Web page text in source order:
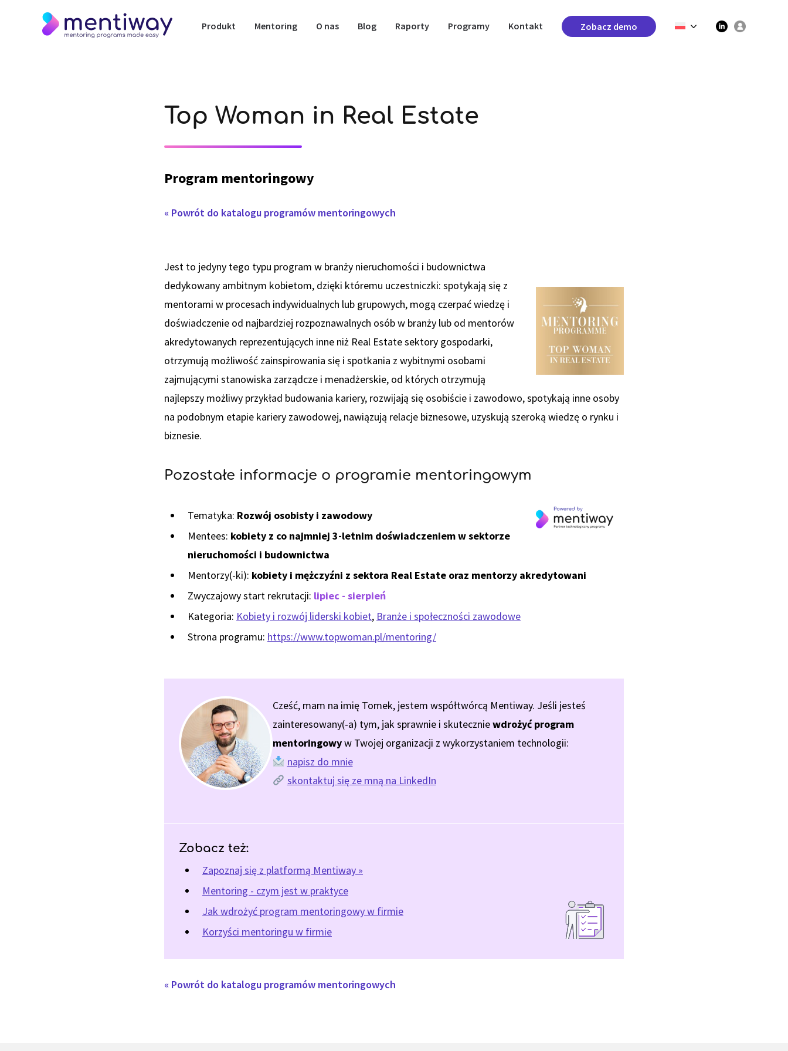
Produkt Mentoring O nas Blog Raporty Programy Kontakt Zobacz demo
Top Woman in Real Estate
Program mentoringowy
« Powrót do katalogu programów mentoringowych
Jest to jedyny tego typu program w branży nieruchomości i budownictwa
dedykowany ambitnym kobietom, dzięki któremu uczestniczki: spotykają się z
mentorami w procesach indywidualnych lub grupowych, mogą czerpać wiedzę i
doświadczenie od najbardziej rozpoznawalnych osób w branży lub od mentorów
akredytowanych reprezentujących inne niż Real Estate sektory gospodarki,
otrzymują możliwość zainspirowania się i spotkania z wybitnymi osobami
zajmującymi stanowiska zarządcze i menadżerskie, od których otrzymują
najlepszy możliwy przykład budowania kariery, rozwijają się osobiście i zawodowo, spotykają inne osoby
na podobnym etapie kariery zawodowej, nawiązują relacje biznesowe, uzyskują szeroką wiedzę o rynku i
biznesie.
Pozostałe informacje o programie mentoringowym
Tematyka: Rozwój osobisty i zawodowy
Mentees: kobiety z co najmniej 3-letnim doświadczeniem w sektorze
nieruchomości i budownictwa
Mentorzy(-ki): kobiety i mężczyźni z sektora Real Estate oraz mentorzy akredytowani
Zwyczajowy start rekrutacji: lipiec - sierpień
Kategoria: Kobiety i rozwój liderski kobiet, Branże i społeczności zawodowe
Strona programu: https://www.topwoman.pl/mentoring/
Cześć, mam na imię Tomek, jestem współtwórcą Mentiway. Jeśli jesteś
zainteresowany(-a) tym, jak sprawnie i skuteczniewdrożyć program
mentoringowyw Twojej organizacji z wykorzystaniem technologii:
napisz do mnie
skontaktuj się ze mną na LinkedIn
Zobacz też:
Zapoznaj się z platformą Mentiway »
Mentoring - czym jest w praktyce
Jak wdrożyć program mentoringowy w firmie
Korzyści mentoringu w firmie
« Powrót do katalogu programów mentoringowych